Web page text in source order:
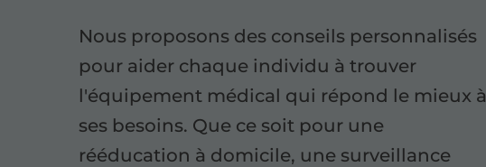
Nous proposons des conseils personnalisés
pour aider chaque individu à trouver
l'équipement médical qui répond le mieux à
ses besoins. Que ce soit pour une
rééducation à domicile, une surveillance